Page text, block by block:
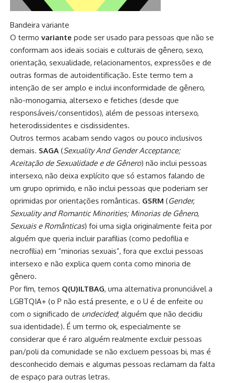
Bandeira variante
O termo variante pode ser usado para pessoas que não se
conformam aos ideais sociais e culturais de gênero, sexo,
orientação, sexualidade, relacionamentos, expressões e de
outras formas de autoidentificação. Este termo tem a
intenção de ser amplo e inclui inconformidade de gênero,
não-monogamia, altersexo e fetiches (desde que
responsáveis/consentidos), além de pessoas intersexo,
heterodissidentes e cisdissidentes.
Outros termos acabam sendo vagos ou pouco inclusivos
demais. SAGA (Sexuality And Gender Acceptance;
Aceitação de Sexualidade e de Gênero) não inclui pessoas
intersexo, não deixa explícito que só estamos falando de
um grupo oprimido, e não inclui pessoas que poderiam ser
oprimidas por orientações românticas. GSRM (Gender,
Sexuality and Romantic Minorities; Minorias de Gênero,
Sexuais e Românticas) foi uma sigla originalmente feita por
alguém que queria incluir parafilias (como pedofilia e
necrofilia) em “minorias sexuais”, fora que exclui pessoas
intersexo e não explica quem conta como minoria de
gênero.
Por fim, temos Q(U)ILTBAG, uma alternativa pronunciável a
LGBTQIA+ (o P não está presente, e o U é de enfeite ou
com o significado de undecided; alguém que não decidiu
sua identidade). É um termo ok, especialmente se
considerar que é raro alguém realmente excluir pessoas
pan/poli da comunidade se não excluem pessoas bi, mas é
desconhecido demais e algumas pessoas reclamam da falta
de espaço para outras letras.